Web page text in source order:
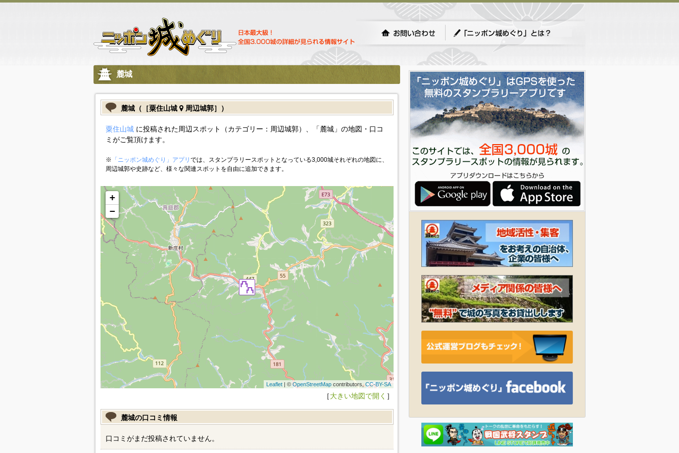
麓城
麓城（［粟住山城 周辺城郭］）
粟住山城に投稿された周辺スポット（カテゴリー：周辺城郭）、「麓城」の地図・口コ
ミがご覧頂けます。
※ 「ニッポン城めぐり」アプリ では、スタンプラリースポットとなっている3,000城それぞれの地図に、
周辺城郭や史跡など、様々な関連スポットを自由に追加できます。
+
−
Leaflet| ©OpenStreetMapcontributors, CC-BY-SA
［大きい地図で開く ］
麓城の口コミ情報
口コミがまだ投稿されていません。